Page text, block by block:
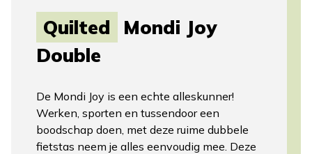
Quilted
Mondi Joy
Double
De Mondi Joy is een echte alleskunner!
Werken, sporten en tussendoor een
boodschap doen, met deze ruime dubbele
fietstas neem je alles eenvoudig mee. Deze